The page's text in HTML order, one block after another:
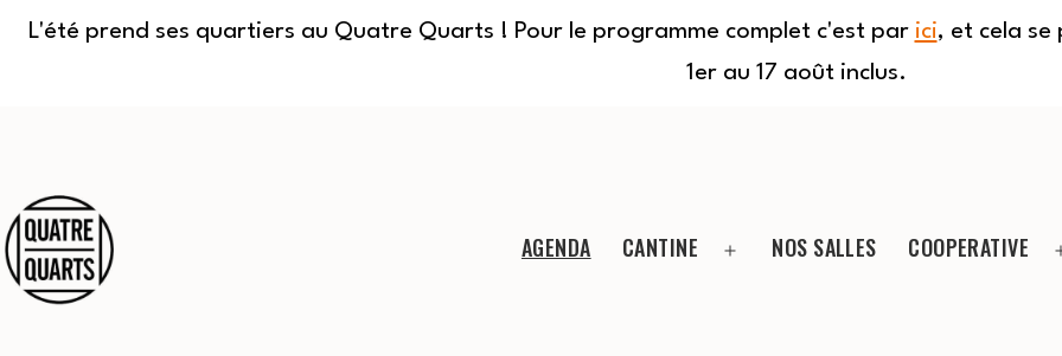
L'été prend ses quartiers au Quatre Quarts ! Pour le programme complet c'est par ici, et cela se
1er au 17 août inclus.
contenu
AGENDA CANTINE NOS SALLES COOPERATIVE